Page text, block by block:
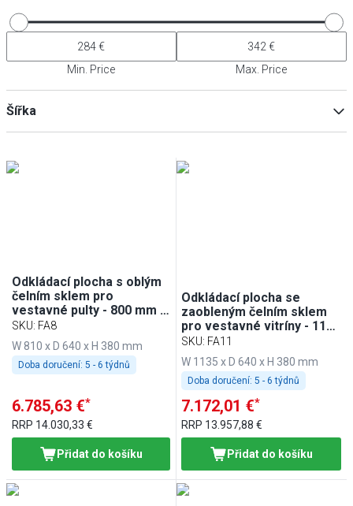
Min. Price Max. Price
Šířka
Odkládací plocha s oblým
čelním sklem pro
vestavné pulty - 800 mm -
pro BA86, WA86, KA86,
PA86 a EA86
SKU: FA8
W 810 x D 640 x H 380 mm
Doba doručení: 5 - 6 týdnů
6.785,63 €*
RRP 14.030,33 €
Přidat do košíku
Odkládací plocha se
zaobleným čelním sklem
pro vestavné vitríny - 1100
mm - pro BA116, WA116,
KA116, PA116 a EA116
SKU: FA11
W 1135 x D 640 x H 380 mm
Doba doručení: 5 - 6 týdnů
7.172,01 €*
RRP 13.957,88 €
Přidat do košíku